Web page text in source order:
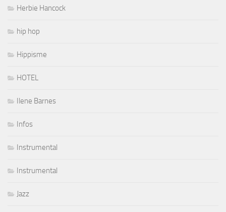
Herbie Hancock
hip hop
Hippisme
HOTEL
Ilene Barnes
Infos
Instrumental
Instrumental
Jazz